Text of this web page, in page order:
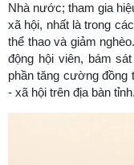
Nhà nước; tham gia
xã hội, nhất là trong
thể thao và giảm
động hội viên, bám
phần tăng cường đồng
- xã hội trên địa bàn tỉnh.